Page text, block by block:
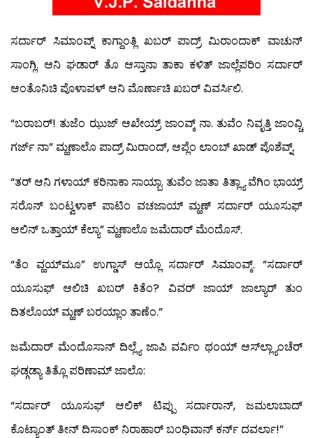
ಸರ್ದಾರ್ ಸಿಮಾಂವ್ನ್ ಕಾಗ್ದಾಂತ್ಲಿ ಖಬರ್ ಪಾದ್ರ್ ಮಿರಾಂದಾಕ್ ವಾಚುನ್
ಸಾಂಗ್ಲಿ. ಆನಿ ಘಡಾರ್ ತೊ ಆಸ್ತಾನಾ ತಾಕಾ ಕಳಿತ್ ಜಾಲ್ಲೆಪರಿಂ ಸರ್ದಾರ್
ಆಂತೊನಿಚಿ ಪೊಳಾಪಳ್ ಆನಿ ಮೊರ್ಣಾಚಿ ಖಬರ್ ವಿವರ್ಸಿಲಿ.
“ಬರಾಬರ್! ತುಜೆಂ ಝುಜ್ ಆಖೇಯ್ರ್ ಜಾಂವ್ಕ್ ನಾ. ತುವೆಂ ನಿವೃತ್ತಿ ಜಾಂವ್ಚಿ
ಗರ್ಜ್ ನಾ” ಮ್ಹಣಾಲೊ ಪಾದ್ರ್ ಮಿರಾಂದ್, ಆಪ್ಲೆಂ ಲಾಂಬ್ ಖಾಡ್ ಪೊಶೆವ್ನ್.
“ತರ್ ಆನಿ ಗಳಾಯ್ ಕರಿನಾಕಾ ಸಾಯ್ಬಾ. ತುವೆಂ ಜಾತಾ ತಿತ್ಲ್ಯಾ ವೆಗಿಂ ಭಾಯ್ರ್
ಸರೊನ್ ಬಂಟ್ವಳಾಕ್ ಪಾಟಿಂ ವಚಜಾಯ್ ಮ್ಹಣ್ ಸರ್ದಾರ್ ಯೂಸುಫ್
ಆಲಿನ್ ಒತ್ತಾಯ್ ಕೆಲ್ಯಾ” ಮ್ಹಣಾಲೊ ಜಮೆದಾರ್ ಮೆಂದೊಸ್.
“ತೆಂ ವ್ಹಯ್‍ಮೂ” ಉಗ್ಡಾಸ್ ಆಯ್ಲೊ ಸರ್ದಾರ್ ಸಿಮಾಂವ್ಕ್. “ಸರ್ದಾರ್
ಯೂಸುಫ್ ಆಲಿಚಿ ಖಬರ್ ಕಿತೆಂ? ವಿವರ್ ಜಾಯ್ ಜಾಲ್ಯಾರ್ ತುಂ
ದಿತಲೊಯ್ ಮ್ಹಣ್ ಬರಯ್ಲಾಂ ತಾಣೆಂ.”
ಜಮೆದಾರ್ ಮೆಂದೊಸಾನ್ ದಿಲ್ಲ್ಯೆ ಜಾಪಿ ವರ್ವಿಂ ಥಂಯ್ ಆಸ್‍ಲ್ಲ್ಯಾಂಚೆರ್
ಘಡ್ಗಡ್ಯಾ ತಿತ್ಲೊ ಪರಿಣಾಮ್ ಜಾಲೊ:
“ಸರ್ದಾರ್ ಯೂಸುಫ್ ಆಲಿಕ್ ಟಿಪ್ಪು ಸರ್ದಾರಾನ್, ಜಮಲಾಬಾದ್
ಕೊಟ್ಯಾಂತ್ ತೀನ್ ದಿಸಾಂಕ್ ನಿರಾಹಾರ್ ಬಂಧಿವಾನ್ ಕರ್ನ್ ದವರ್ಲಾ!”